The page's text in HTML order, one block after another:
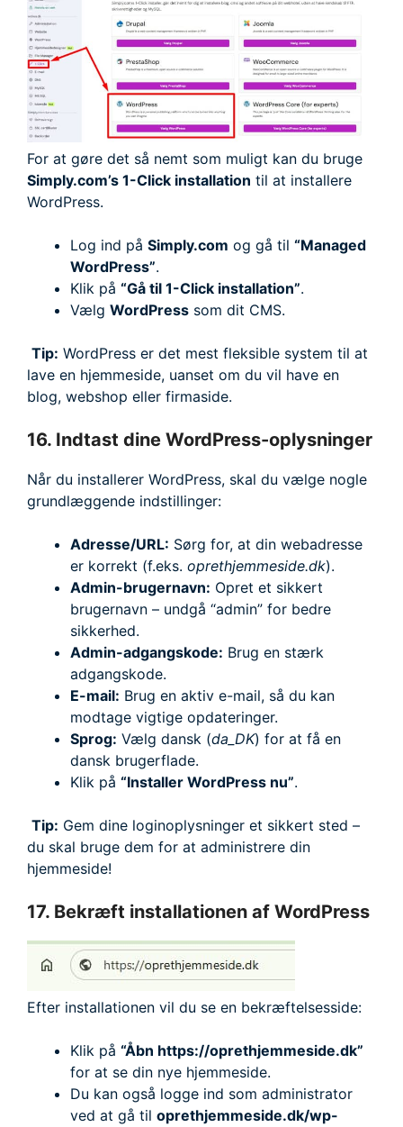
For at gøre det så nemt som muligt kan du bruge
Simply.com’s 1-Click installation til at installere
WordPress.
Log ind på Simply.com og gå til “Managed
WordPress”.
Klik på “Gå til 1-Click installation”.
Vælg WordPress som dit CMS.
Tip: WordPress er det mest fleksible system til at
lave en hjemmeside, uanset om du vil have en
blog, webshop eller firmaside.
16. Indtast dine WordPress-oplysninger
Når du installerer WordPress, skal du vælge nogle
grundlæggende indstillinger:
Adresse/URL: Sørg for, at din webadresse
er korrekt (f.eks. oprethjemmeside.dk).
Admin-brugernavn: Opret et sikkert
brugernavn – undgå “admin” for bedre
sikkerhed.
Admin-adgangskode: Brug en stærk
adgangskode.
E-mail: Brug en aktiv e-mail, så du kan
modtage vigtige opdateringer.
Sprog: Vælg dansk (da_DK) for at få en
dansk brugerflade.
Klik på “Installer WordPress nu”.
Tip: Gem dine loginoplysninger et sikkert sted –
du skal bruge dem for at administrere din
hjemmeside!
17. Bekræft installationen af WordPress
Efter installationen vil du se en bekræftelsesside:
Klik på “Åbn https://oprethjemmeside.dk”
for at se din nye hjemmeside.
Du kan også logge ind som administrator
ved at gå til oprethjemmeside.dk/wp-